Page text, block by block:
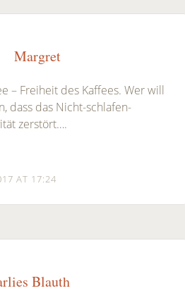
Margret
– Freiheit des Kaffees. Wer will
dass das Nicht-schlafen-
zerstört….
AT 17:24
Blauth